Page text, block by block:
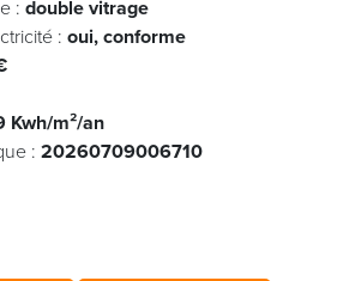
: double vitrage
: oui, conforme
Kwh/m²/an
: 20260709006710